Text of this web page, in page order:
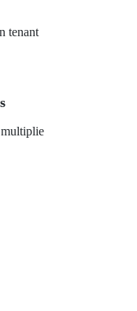
tenant
multiplie